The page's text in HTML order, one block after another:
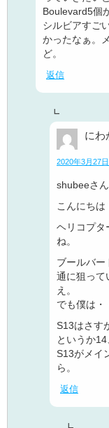
Boulevard5個
シルビアすご
かったなぁ。
ど。
返信
にわ
2020年3月27
shubeeさん
こんにちは
ヘリコプタ
ね。
ブールバー
通に狙って
え。
でも僕は・
S13はさす
というか
S13がメイ
ら。
返信